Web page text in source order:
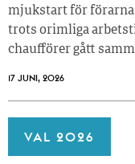
mjukstart för
trots orimliga
chaufförer gått
17 JUNI, 2026
VAL 2026